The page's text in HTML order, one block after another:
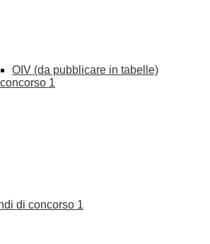
OIV (da pubblicare in tabelle)
1
di concorso 1